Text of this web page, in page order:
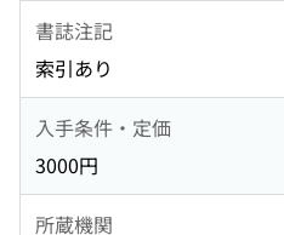
書誌注記
索引あり
入手条件・定価
3000円
所蔵機関